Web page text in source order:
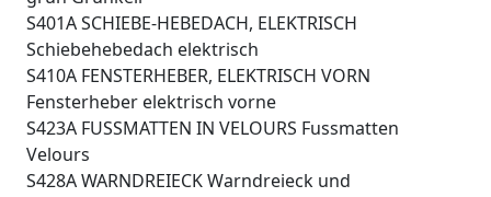
S401A SCHIEBE-HEBEDACH, ELEKTRISCH
Schiebehebedach elektrisch
S410A FENSTERHEBER, ELEKTRISCH VORN
Fensterheber elektrisch vorne
S423A FUSSMATTEN IN VELOURS Fussmatten
Velours
S428A WARNDREIECK Warndreieck und